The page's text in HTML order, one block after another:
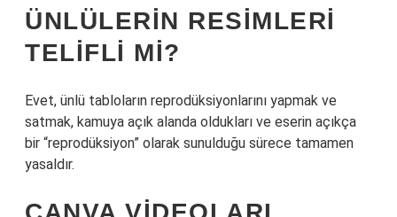
ÜNLÜLERIN RESIMLERI
TELIFLI MI?
Evet, ünlü tabloların reprodüksiyonlarını yapmak ve
satmak, kamuya açık alanda oldukları ve eserin açıkça
bir “reprodüksiyon” olarak sunulduğu sürece tamamen
yasaldır.